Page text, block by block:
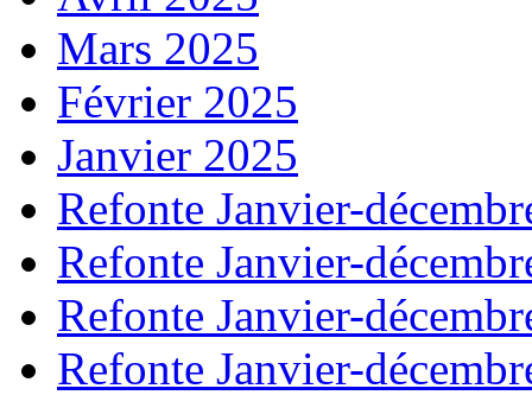
Mars 2025
Février 2025
Janvier 2025
Refonte Janvier-
Refonte Janvier-
Refonte Janvier-
Refonte Janvier-